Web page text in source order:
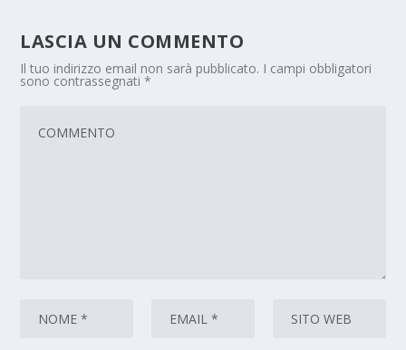
LASCIA UN COMMENTO
Il tuo indirizzo email non sarà pubblicato. I campi obbligatori
sono contrassegnati*